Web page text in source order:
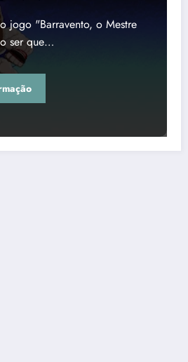
jogo "Barravento, o Mestre
ser que…